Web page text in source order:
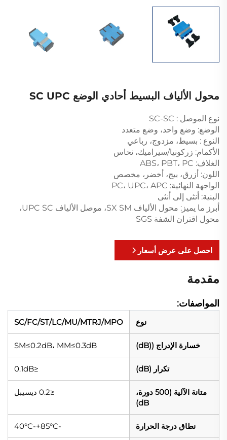
محول الألياف البسيط أحادي الوضع SC UPC
نوع الموصل : SC-SC
الوضع: وضع واحد، وضع متعدد
النوع : بسيط، مزدوج، رباعي
الأكمام: زركونيا/سيراميك، نحاس
الغلاف: ABS، PBT، PC
اللون: أزرق، بيج، أخضر، مخصص
الواجهة النهائية: PC، UPC، APC
البنية: أنثى إلى أنثى
أبرز ما يميز: محول الألياف SX SM، موصل الألياف UPC SC،
محول اقتران الشفة SGS
احصل على عرض أسعار
مقدمة
المواصفات:
نوع SC/FC/ST/LC/MU/MTRJ/MPO
خسارة الإدراج ((dB) SM≤0.2dB، MM≤0.3dB
تكرار (dB) ≤0.1dB
متانة الآلية (500 دورة،
dB)
≤0.2 ديسيبل
نطاق درجة الحرارة -40°C-+85°C